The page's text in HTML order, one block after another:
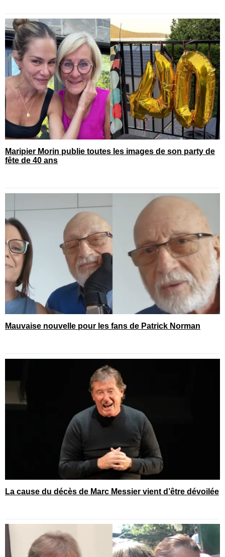
Maripier Morin publie toutes les images de son party de
fête de 40 ans
Mauvaise nouvelle pour les fans de Patrick Norman
La cause du décès de Marc Messier vient d’être dévoilée